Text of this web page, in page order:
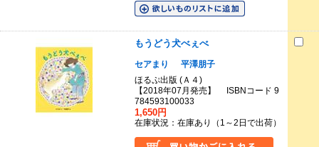
もうどう犬べぇべ
セアまり
平澤朋子
ほるぷ出版 (Ａ４)
【2018年07月発売】 ISBNコード 9
784593100033
1,650円
在庫状況：在庫あり（1～2日で出荷）